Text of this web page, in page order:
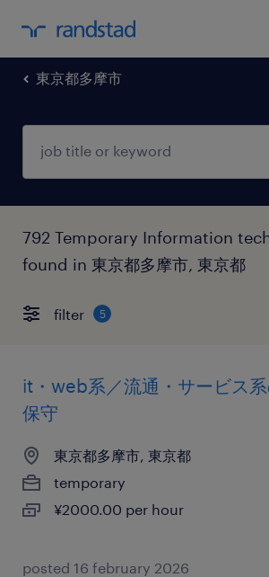
東京都多摩市
792 Temporary Information
found in 東京都多摩市, 東京都
filter 5
it・web系／流通・サービス系
保守
東京都多摩市, 東京都
temporary
¥2000.00 per hour
posted 16 february 2026